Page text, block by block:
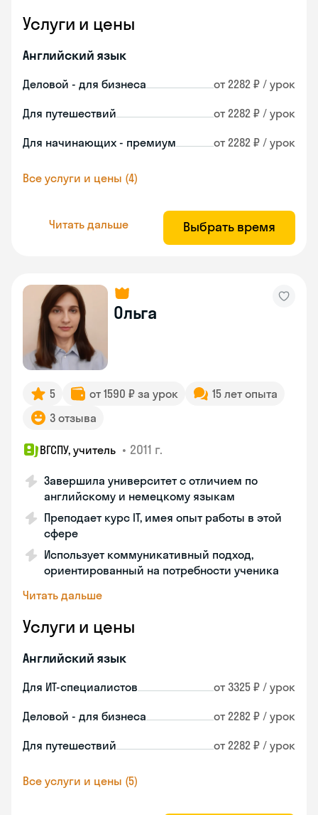
Услуги и цены
Английский язык
Деловой - для бизнеса от 2282 ₽ / урок
Для путешествий от 2282 ₽ / урок
Для начинающих - премиум от 2282 ₽ / урок
Все услуги и цены (4)
Читать дальше Выбрать время
Ольга
5 от 1590 ₽ за урок
15 лет опыта
3 отзыва
ВГСПУ, учитель • 2011 г.
Завершила университет с отличием по
английскому и немецкому языкам
Преподает курс IT, имея опыт работы в этой
сфере
Использует коммуникативный подход,
ориентированный на потребности ученика
Читать дальше
Услуги и цены
Английский язык
Для ИТ-специалистов от 3325 ₽ / урок
Деловой - для бизнеса от 2282 ₽ / урок
Для путешествий от 2282 ₽ / урок
Все услуги и цены (5)